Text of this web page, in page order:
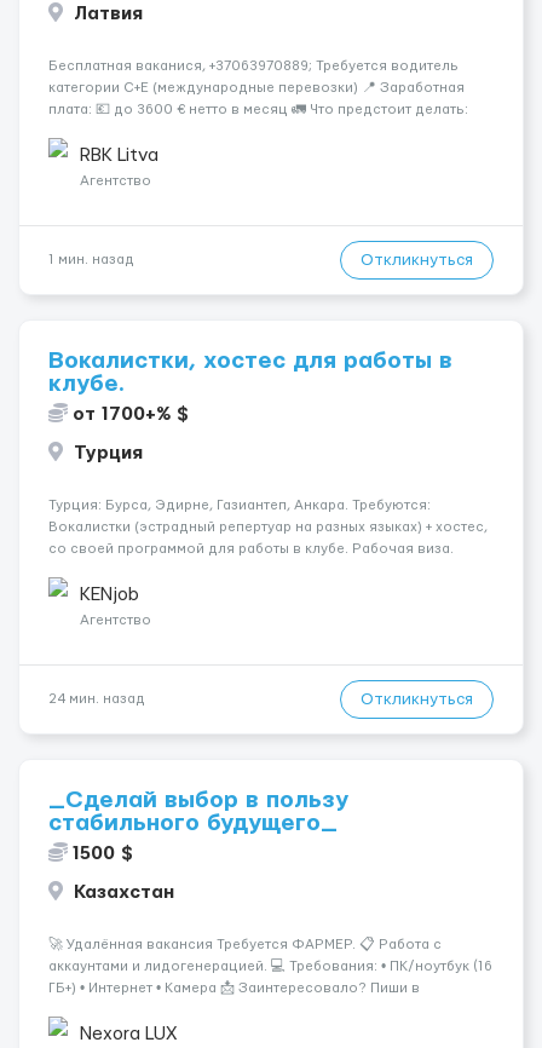
Латвия
Бесплатная ваканися, +37063970889; Требуется водитель
категории C+E (международные перевозки) 📍 Заработная
плата: 💶 до 3600 € нетто в месяц 🚛 Что предстоит делать:
среднем 400–500 км в день. Погр...
RBK Litva
Агентство
1 мин. назад Откликнуться
Вокалистки, хостес для работы в
клубе.
от 1700+% $
Турция
Турция: Бурса, Эдирне, Газиантеп, Анкара. Требуются:
Вокалистки (эстрадный репертуар на разных языках) + хостеc,
со своей программой для работы в клубе. Рабочая виза.
одного до трех месяцев. Мед. страховка. Высокая зарплат...
KENjob
Агентство
24 мин. назад Откликнуться
_Сделай выбор в пользу
стабильного будущего_
1500 $
Казахстан
🚀 Удалённая вакансия Требуется ФАРМЕР. 📋 Работа с
аккаунтами и лидогенерацией. 💻 Требования: • ПК/ноутбук (16
ГБ+) • Интернет • Камера 📩 Заинтересовало? Пиши в
Nexora LUX